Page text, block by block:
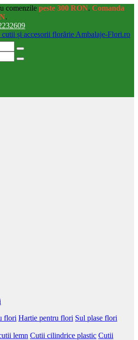
comenzile peste 300 RON. Comanda
.
flori Hartie pentru flori Sul plase flori
lemn Cutii cilindrice plastic Cutii